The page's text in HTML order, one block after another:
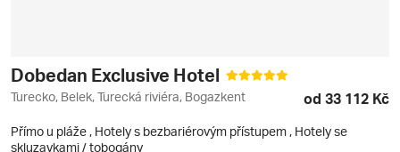
Dobedan Exclusive Hotel
Turecko, Belek, Turecká riviéra, Bogazkent od 33 112 Kč
Přímo u pláže , Hotely s bezbariérovým přístupem , Hotely se
skluzavkami / tobogány